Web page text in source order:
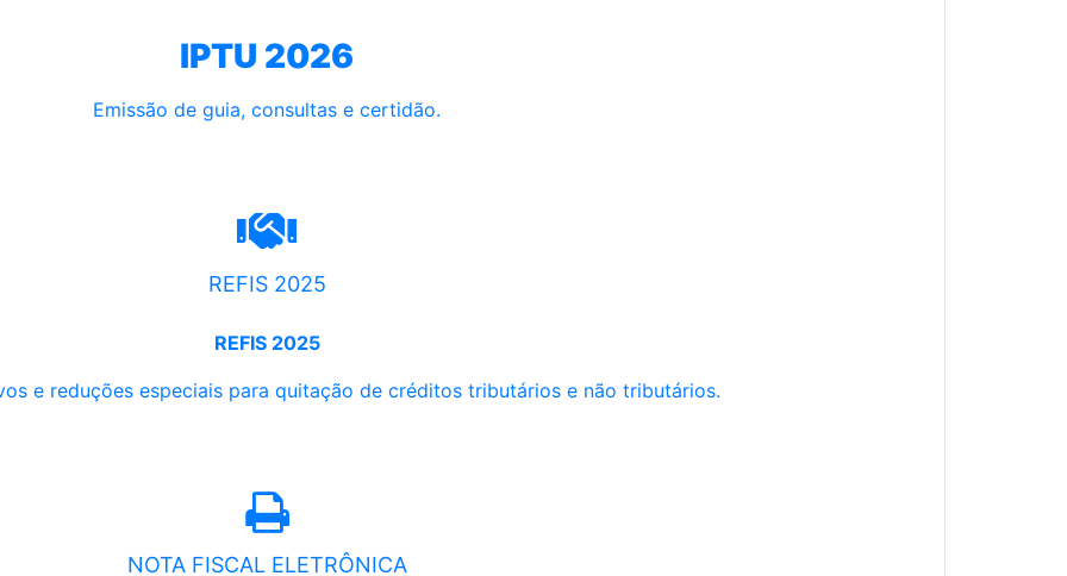
IPTU 2026
Emissão de guia, consultas e certidão.
REFIS 2025
REFIS 2025
e reduções especiais para quitação de créditos tributários e não tributários.
NOTA FISCAL ELETRÔNICA